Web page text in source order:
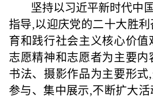
坚持以习近平新时代中
指导,以迎庆党的二十大胜
育和践行社会主义核心价
志愿精神和志愿者为主要内
书法、摄影作品为主要形
参与、集中展示,不断扩大